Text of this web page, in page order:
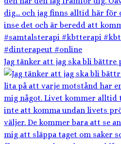
Jag tänker att jag ska bli bättre